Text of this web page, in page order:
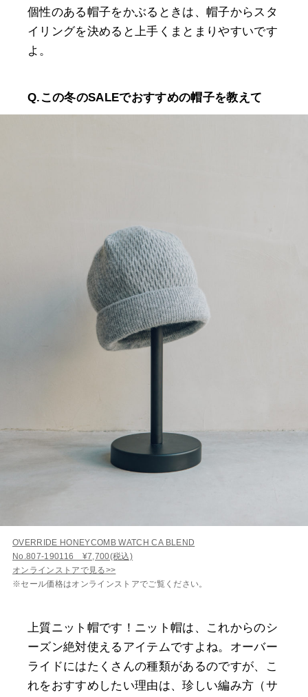
個性のある帽子をかぶるときは、帽子からスタ
イリングを決めると上手くまとまりやすいです
よ。
Q.この冬のSALEでおすすめの帽子を教えて
OVERRIDE HONEYCOMB WATCH CA BLEND
No.807-190116 ¥7,700(税込)
オンラインストアで見る>>
※セール価格はオンラインストアでご覧ください。
上質ニット帽です！ニット帽は、これからのシ
ーズン絶対使えるアイテムですよね。オーバー
ライドにはたくさんの種類があるのですが、こ
れをおすすめしたい理由は、珍しい編み方（サ